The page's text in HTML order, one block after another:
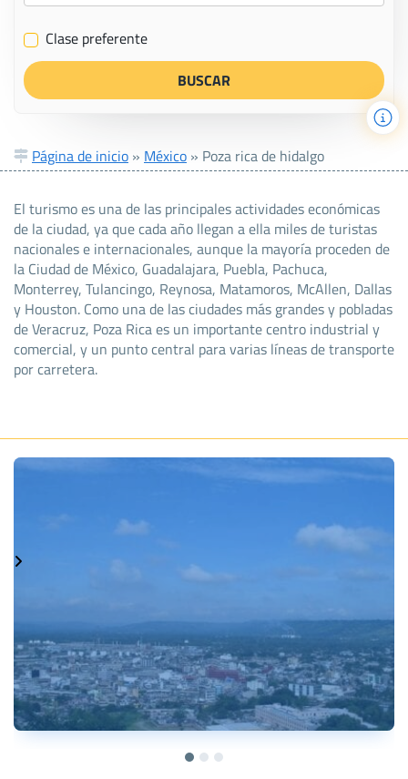
✔ Clase preferente
Página de inicio » México » Poza rica de hidalgo
El turismo es una de las principales actividades económicas
de la ciudad, ya que cada año llegan a ella miles de turistas
nacionales e internacionales, aunque la mayoría proceden de
la Ciudad de México, Guadalajara, Puebla, Pachuca,
Monterrey, Tulancingo, Reynosa, Matamoros, McAllen, Dallas
y Houston. Como una de las ciudades más grandes y pobladas
de Veracruz, Poza Rica es un importante centro industrial y
comercial, y un punto central para varias líneas de transporte
por carretera.